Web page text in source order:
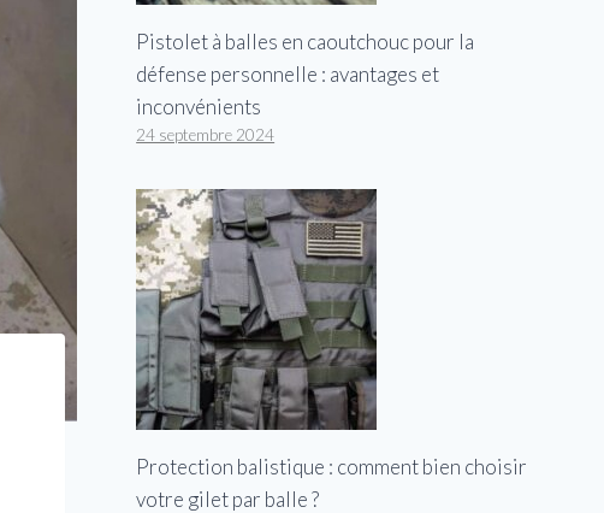
Pistolet à balles en caoutchouc pour la
défense personnelle : avantages et
inconvénients
24 septembre 2024
Protection balistique : comment bien choisir
votre gilet par balle ?